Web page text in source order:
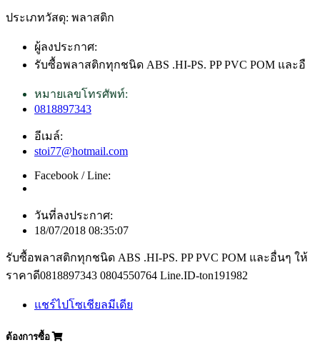
ประเภทวัสดุ: พลาสติก
ผู้ลงประกาศ:
รับซื้อพลาสติกทุกชนิด ABS .HI-PS. PP PVC POM และอื
หมายเลขโทรศัพท์:
0818897343
อีเมล์:
stoi77@hotmail.com
Facebook / Line:
วันที่ลงประกาศ:
18/07/2018 08:35:07
รับซื้อพลาสติกทุกชนิด ABS .HI-PS. PP PVC POM และอื่นๆ ให้
ราคาดี0818897343 0804550764 Line.ID-ton191982
แชร์ไปโซเชียลมีเดีย
ต้องการซื้อ